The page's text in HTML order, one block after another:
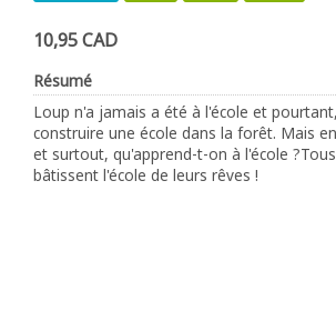
10,95 CAD
Résumé
Loup n'a jamais a été à l'école et
construire une école dans la forêt. Mais
et surtout, qu'apprend-t-on à l'école
bâtissent l'école de leurs rêves !